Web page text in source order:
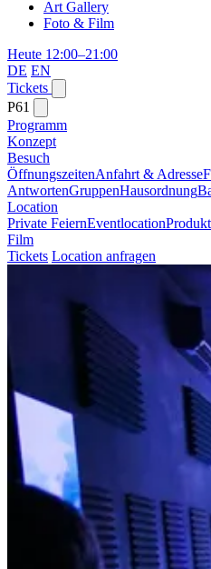
Art Gallery
Foto & Film
Heute 12:00–21:00
DE EN
Tickets
P61
Programm
Konzept
Besuch
ÖffnungszeitenAnfahrt & Adresse
AntwortenGruppenHausordnung
Location
Private FeiernEventlocation
Film
Tickets Location anfragen